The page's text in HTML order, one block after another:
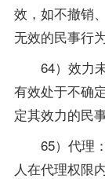
效，如不撤销
无效的民事行为
64）效力未
有效处于不确
定其效力的民
65）代理：
人在代理权限